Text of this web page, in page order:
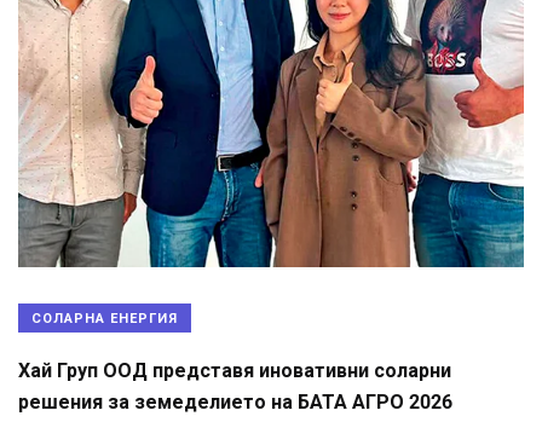
СОЛАРНА ЕНЕРГИЯ
Хай Груп ООД представя иновативни соларни
решения за земеделието на БАТА АГРО 2026